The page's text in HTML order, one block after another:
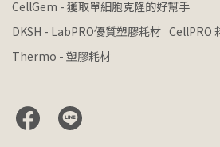
CellGem - 獲取單細胞克隆的好幫手
DKSH - LabPRO優質塑膠耗材 CellPRO
Thermo - 塑膠耗材